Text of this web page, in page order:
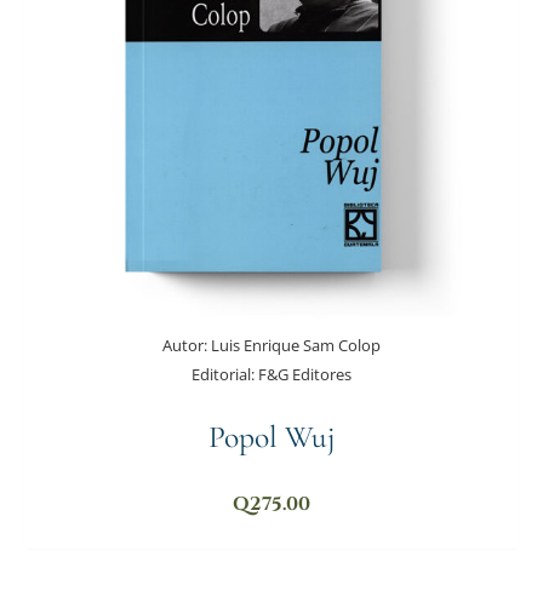
Autor: Luis Enrique Sam Colop
Editorial: F&G Editores
Popol Wuj
Q275.00